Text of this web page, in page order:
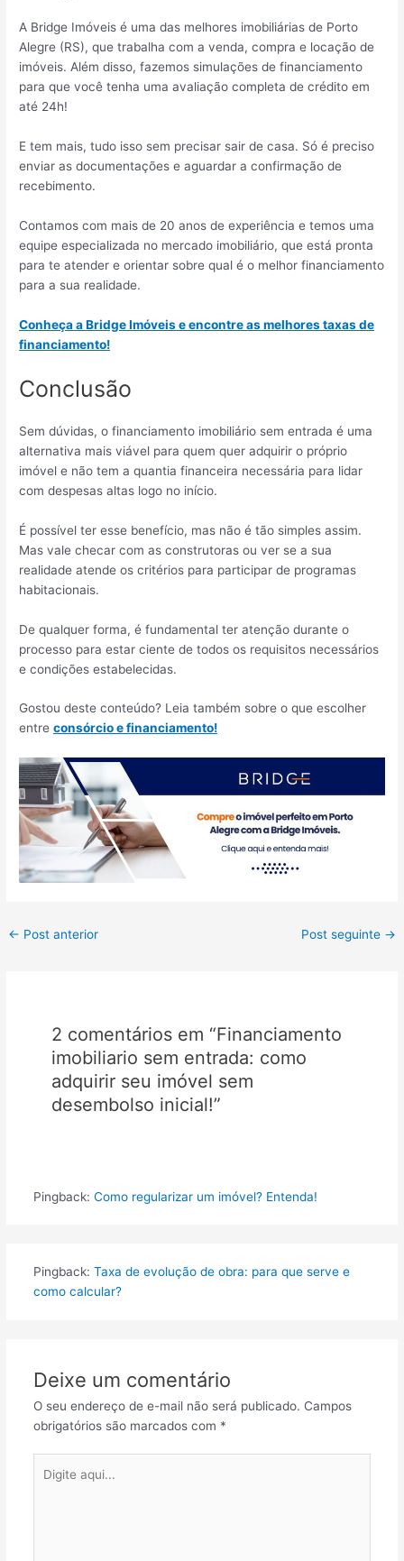
A Bridge Imóveis é uma das melhores imobiliárias de Porto
Alegre (RS), que trabalha com a venda, compra e locação de
imóveis. Além disso, fazemos simulações de financiamento
para que você tenha uma avaliação completa de crédito em
até 24h!
E tem mais, tudo isso sem precisar sair de casa. Só é preciso
enviar as documentações e aguardar a confirmação de
recebimento.
Contamos com mais de 20 anos de experiência e temos uma
equipe especializada no mercado imobiliário, que está pronta
para te atender e orientar sobre qual é o melhor financiamento
para a sua realidade.
Conheça a Bridge Imóveis e encontre as melhores taxas de
financiamento!
Conclusão
Sem dúvidas, o financiamento imobiliário sem entrada é uma
alternativa mais viável para quem quer adquirir o próprio
imóvel e não tem a quantia financeira necessária para lidar
com despesas altas logo no início.
É possível ter esse benefício, mas não é tão simples assim.
Mas vale checar com as construtoras ou ver se a sua
realidade atende os critérios para participar de programas
habitacionais.
De qualquer forma, é fundamental ter atenção durante o
processo para estar ciente de todos os requisitos necessários
e condições estabelecidas.
Gostou deste conteúdo? Leia também sobre o que escolher
entreconsórcio e financiamento!
Post
← Post anterior Post seguinte →
2 comentários em “Financiamento
imobiliario sem entrada: como
adquirir seu imóvel sem
desembolso inicial!”
Pingback: Como regularizar um imóvel? Entenda!
Pingback: Taxa de evolução de obra: para que serve e
como calcular?
Deixe um comentário
O seu endereço de e-mail não será publicado. Campos
obrigatórios são marcados com *
aqui...